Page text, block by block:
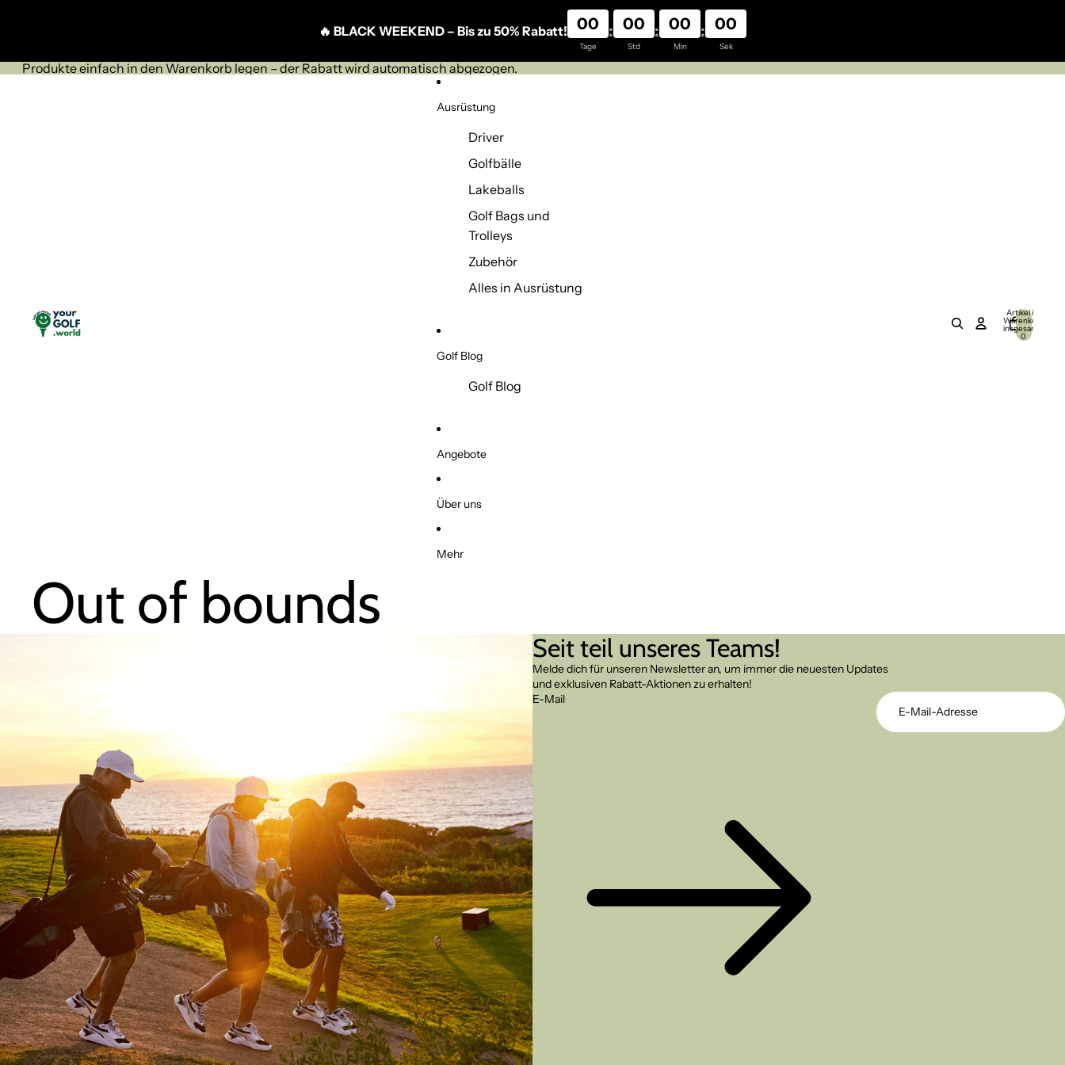
🔥 BLACK WEEKEND – Bis zu 50% Rabatt! 00
Tage
: 00
Std
: 00
Min
: 00
Sek
Produkte einfach in den Warenkorb legen – der Rabatt wird automatisch abgezogen.
Ausrüstung
Driver
Golfbälle
Lakeballs
Golf Bags und
Trolleys
Zubehör
Alles in Ausrüstung
Golf Blog
Golf Blog
Angebote
Über uns
Mehr
Artikel im
Warenkorb
insgesamt:
0
Out of bounds
Seit teil unseres Teams!
Melde dich für unseren Newsletter an, um immer die neuesten Updates
und exklusiven Rabatt-Aktionen zu erhalten!
E-Mail